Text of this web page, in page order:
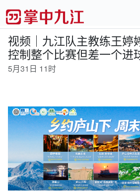
视频｜九江队主教练王婷
控制整个比赛但差一个进
5月31日 11时